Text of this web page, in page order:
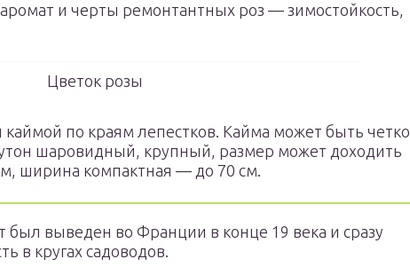
и черты ремонтантных роз — зимостойкость,
Цветок розы
каймой по краям лепестков. Кайма может быть четко
шаровидный, крупный, размер может доходить
ширина компактная — до 70 см.
был выведен во Франции в конце 19 века и сразу
в кругах садоводов.